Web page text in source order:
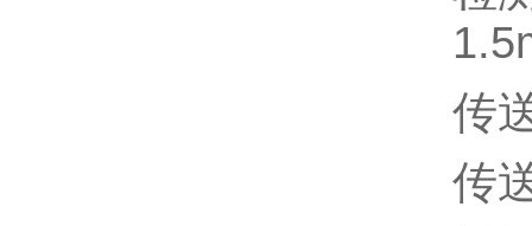
传
传